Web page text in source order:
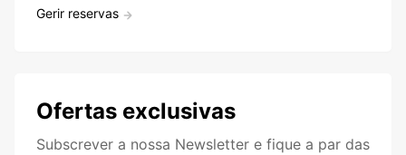
Gerir reservas
Ofertas exclusivas
Subscrever a nossa Newsletter e fique a par das